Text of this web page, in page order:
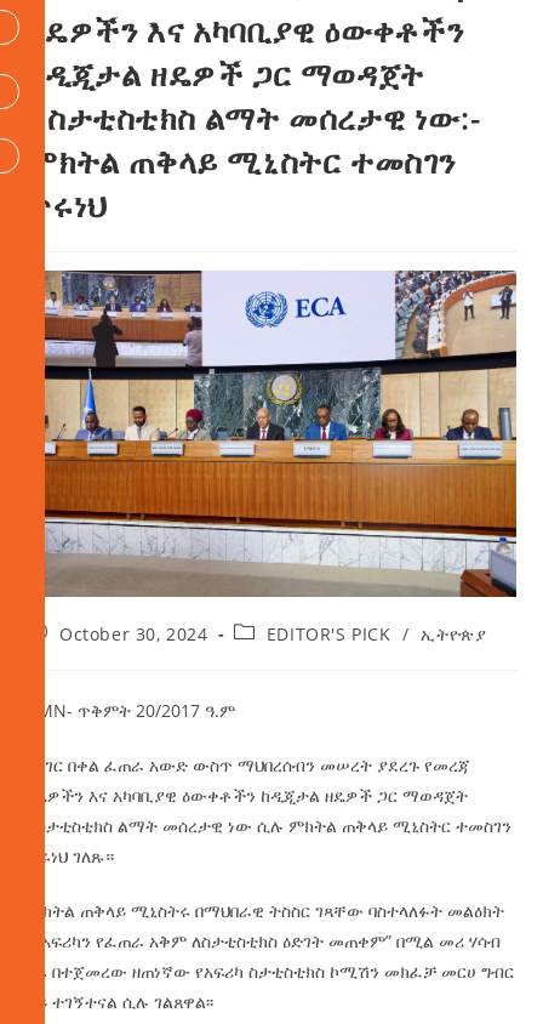
ዘዴዎችን እና አካባቢያዊ ዕውቀቶችን
ከዲጂታል ዘዴዎች ጋር ማወዳጀት
ለስታቲስቲክስ ልማት መሰረታዊ ነው:-
ምክትል ጠቅላይ ሚኒስትር ተመስገን
ጥሩነህ
October 30, 2024 EDITOR'S PICK / ኢትዮጵያ
AMN- ጥቅምት 20/2017 ዓ.ም
በሀገር በቀል ፈጠራ አውድ ውስጥ ማህበረሰብን መሠረት ያደረጉ የመረጃ
ዘዴዎችን እና አካባቢያዊ ዕውቀቶችን ከዲጂታል ዘዴዎች ጋር ማወዳጀት
ለስታቲስቲክስ ልማት መሰረታዊ ነው ሲሉ ምክትል ጠቅላይ ሚኒስትር ተመስገን
ጥሩነህ ገለጹ።
ምክትል ጠቅላይ ሚኒስትሩ በማህበራዊ ትስስር ገጻቸው ባስተላለፉት መልዕክት
“የአፍሪካን የፈጠራ አቅም ለስታቲስቲክስ ዕድገት መጠቀም” በሚል መሪ ሃሳብ
ዛሬ በተጀመረው ዘጠነኛው የአፍሪካ ስታቲስቲክስ ኮሚሽን መክፈቻ መርሀ ግብር
ላይ ተገኝተናል ሲሉ ገልጸዋል፡፡